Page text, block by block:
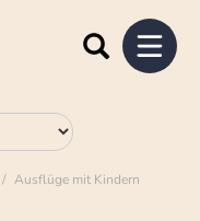
Ausflüge mit Kindern